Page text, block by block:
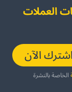
العملات
اشترك الآن
الخاصة بالنشرة